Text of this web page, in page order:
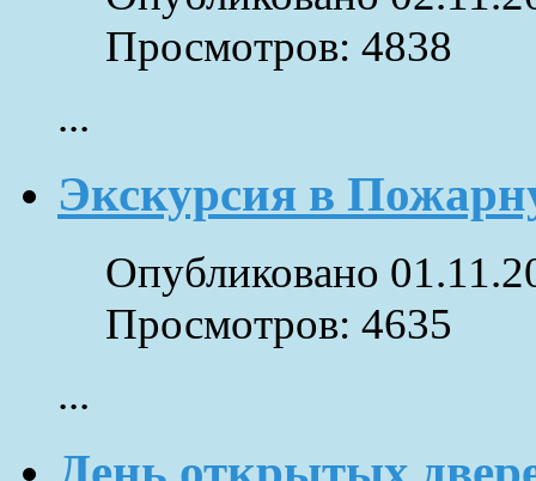
Просмотров: 4838
...
Экскурсия в
Опубликовано
Просмотров: 4635
...